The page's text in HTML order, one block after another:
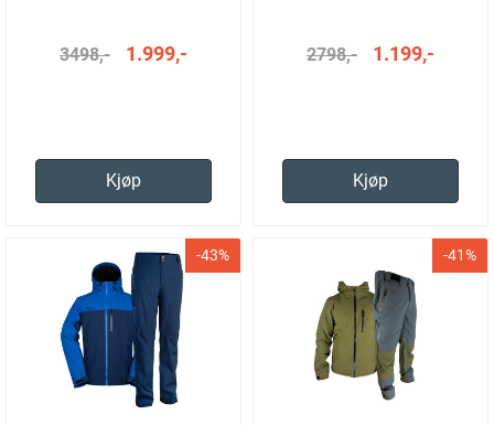
3498,- 1.999,-
Kjøp
2798,- 1.199,-
Kjøp
-43% -41%